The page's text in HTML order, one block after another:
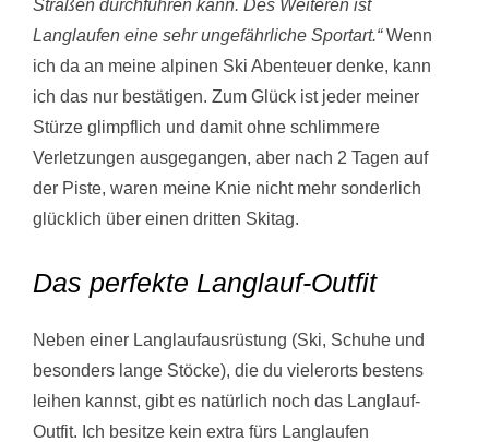
Straßen durchführen kann. Des Weiteren ist
Langlaufen eine sehr ungefährliche Sportart.“Wenn
ich da an meine alpinen Ski Abenteuer denke, kann
ich das nur bestätigen. Zum Glück ist jeder meiner
Stürze glimpflich und damit ohne schlimmere
Verletzungen ausgegangen, aber nach 2 Tagen auf
der Piste, waren meine Knie nicht mehr sonderlich
glücklich über einen dritten Skitag.
Das perfekte Langlauf-Outfit
Neben einer Langlaufausrüstung (Ski, Schuhe und
besonders lange Stöcke), die du vielerorts bestens
leihen kannst, gibt es natürlich noch das Langlauf-
Outfit. Ich besitze kein extra fürs Langlaufen